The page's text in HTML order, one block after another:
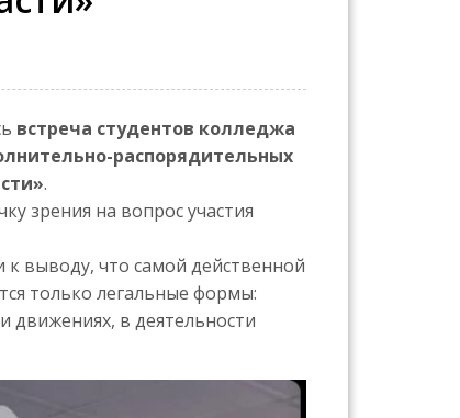
встреча студентов колледжа
распорядительных
.
зрения на вопрос участия
к выводу, что самой действенной
только легальные формы:
движениях, в деятельности